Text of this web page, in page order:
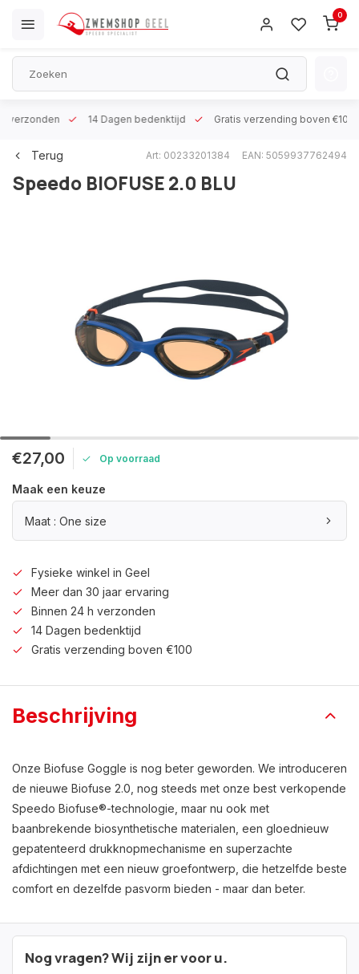
0
verzonden 14 Dagen bedenktijd Gratis verzending boven €100
Terug Art: 00233201384 EAN: 5059937762494
Speedo BIOFUSE 2.0 BLU
€27,00 Op voorraad
Maak een keuze
Maat : One size
Fysieke winkel in Geel
Meer dan 30 jaar ervaring
Binnen 24 h verzonden
14 Dagen bedenktijd
Gratis verzending boven €100
Beschrijving
Onze Biofuse Goggle is nog beter geworden. We introduceren
de nieuwe Biofuse 2.0, nog steeds met onze best verkopende
Speedo Biofuse®-technologie, maar nu ook met
baanbrekende biosynthetische materialen, een gloednieuw
gepatenteerd drukknopmechanisme en superzachte
afdichtingen met een nieuw groefontwerp, die hetzelfde beste
comfort en dezelfde pasvorm bieden - maar dan beter.
Nog vragen? Wij zijn er voor u.